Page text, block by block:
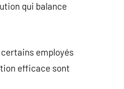
qui balance
employés
efficace sont